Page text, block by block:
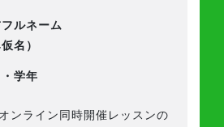
ルネーム
名）
学年
ンライン同時開催レッスンの